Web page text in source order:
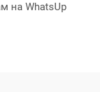
на WhatsUp